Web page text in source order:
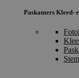
Paskamers Kleed-